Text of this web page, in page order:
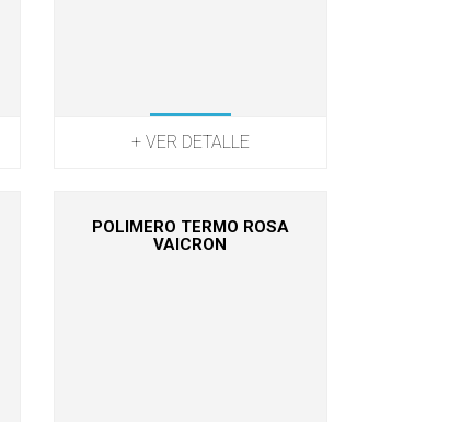
+ VER DETALLE
POLIMERO TERMO ROSA
VAICRON